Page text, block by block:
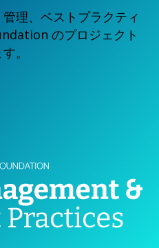
理、ベストプラクティ
のプロジェクト
。